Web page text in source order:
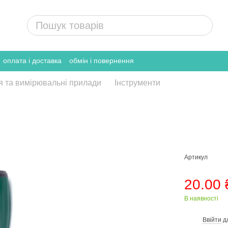
оплата і доставка обмін і повернення
та вимірювальні прилади Інструменти
Артикул
20.00
В наявності
Ввійти